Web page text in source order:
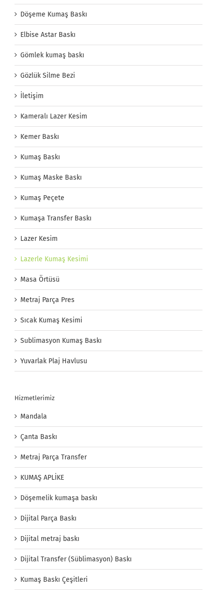
Döşeme Kumaş Baskı
Elbise Astar Baskı
Gömlek kumaş baskı
Gözlük Silme Bezi
İletişim
Kameralı Lazer Kesim
Kemer Baskı
Kumaş Baskı
Kumaş Maske Baskı
Kumaş Peçete
Kumaşa Transfer Baskı
Lazer Kesim
Lazerle Kumaş Kesimi
Masa Örtüsü
Metraj Parça Pres
Sıcak Kumaş Kesimi
Sublimasyon Kumaş Baskı
Yuvarlak Plaj Havlusu
Hizmetlerimiz
Mandala
Çanta Baskı
Metraj Parça Transfer
KUMAŞ APLİKE
Döşemelik kumaşa baskı
Dijital Parça Baskı
Dijital metraj baskı
Dijital Transfer (Süblimasyon) Baskı
Kumaş Baskı Çeşitleri